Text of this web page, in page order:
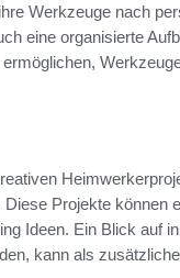
Werkzeuge nach
eine organisierte
Projekte können
Ideen. Ein Blick auf
kann als